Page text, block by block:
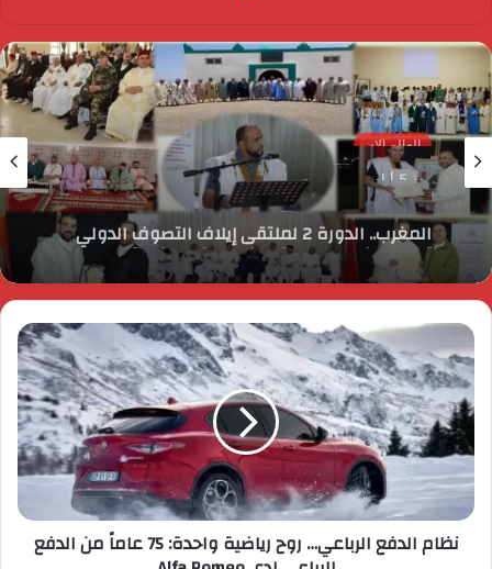
العالم الان
منذ 5 أيام
المغرب.. الدورة 2 لملتقى إيلاف التصوف الدولي
تسلط الضوء على النموذج المغربي في تدبير
الشأن الديني
نظام الدفع الرباعي… روح رياضية واحدة: 75 عاماً من الدفع